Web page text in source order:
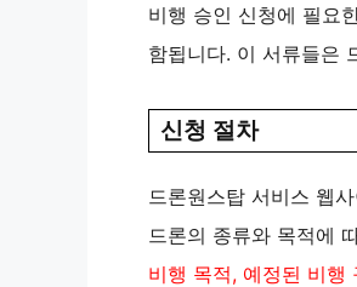
비행 승인 신청에 필요
함됩니다. 이 서류들은
신청 절차
드론원스탑 서비스 웹
드론의 종류와 목적에
비행 목적, 예정된 비행